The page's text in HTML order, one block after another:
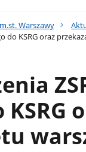
Warszawy
do KSRG oraz